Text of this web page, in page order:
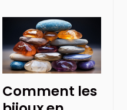
Comment les